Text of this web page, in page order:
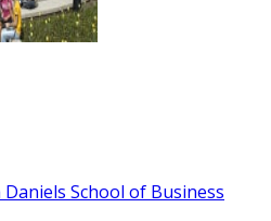
School of Business